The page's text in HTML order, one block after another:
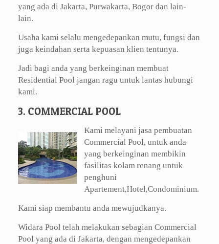
yang ada di Jakarta, Purwakarta, Bogor dan lain-
lain.
Usaha kami selalu mengedepankan mutu, fungsi dan
juga keindahan serta kepuasan klien tentunya.
Jadi bagi anda yang berkeinginan membuat
Residential Pool jangan ragu untuk lantas hubungi
kami.
3. COMMERCIAL POOL
Kami melayani jasa pembuatan
Commercial Pool, untuk anda
yang berkeinginan membikin
fasilitas kolam renang untuk
penghuni
Apartement,Hotel,Condominium.
Kami siap membantu anda mewujudkanya.
Widara Pool telah melakukan sebagian Commercial
Pool yang ada di Jakarta, dengan mengedepankan